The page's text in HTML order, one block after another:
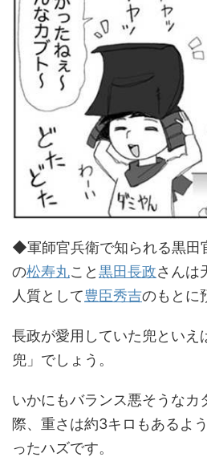
◆軍師官兵衛で知られる黒田
の松寿丸こと黒田長政さんは
人質として豊臣秀吉のもとに
長政が愛用していた兜といえ
兜」でしょう。
いかにもバランス悪そうなカ
際、重さは約3キロもあるよ
ったハズです。